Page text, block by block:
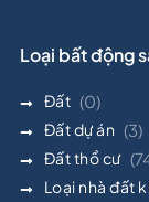
Loại bất động
Đất (0)
Đất dự án (3)
Đất thổ cư
Loại nhà đất